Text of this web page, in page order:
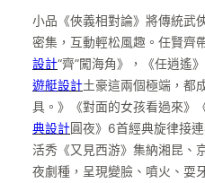
小品《俠義相對論》將傳統武
密集，互動輕松風趣。任賢齊
設計“齊”闖海角》，《任逍遙
遊艇設計土豪這兩個極端，都
具。》《對面的女孩看過來》
典設計圓夜》6首經典旋律接
活秀《又見西游》集納湘昆、
夜劇種，呈現變臉、噴火、耍